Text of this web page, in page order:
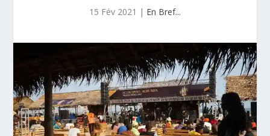
15 Fév 2021 | En Bref...